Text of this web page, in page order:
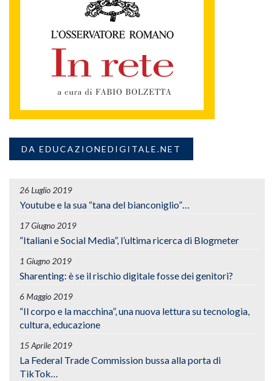
DA EDUCAZIONEDIGITALE.NET
26 Luglio 2019
Youtube e la sua “tana del bianconiglio”…
17 Giugno 2019
“Italiani e Social Media”, l’ultima ricerca di Blogmeter
1 Giugno 2019
Sharenting: è se il rischio digitale fosse dei genitori?
6 Maggio 2019
“Il corpo e la macchina”, una nuova lettura su tecnologia,
cultura, educazione
15 Aprile 2019
La Federal Trade Commission bussa alla porta di
TikTok…